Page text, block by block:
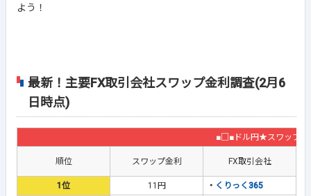
よう！
最新！主要FX取引会社スワップ金利調査(2月6
日時点)
■□■ドル円★スワップ
順位 スワップ金利 FX取引会社
1位 11円 ・ くりっく365